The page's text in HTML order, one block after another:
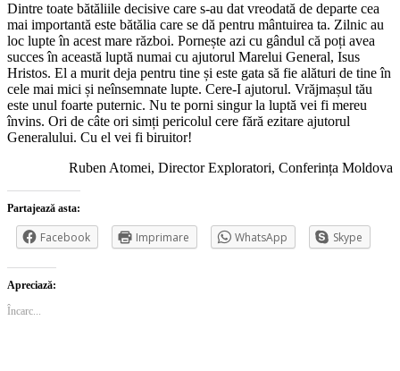
Dintre toate bătăliile decisive care s-au dat vreodată de departe cea
mai importantă este bătălia care se dă pentru mântuirea ta. Zilnic au
loc lupte în acest mare război. Pornește azi cu gândul că poți avea
succes în această luptă numai cu ajutorul Marelui General, Isus
Hristos. El a murit deja pentru tine și este gata să fie alături de tine în
cele mai mici și neînsemnate lupte. Cere-I ajutorul. Vrăjmașul tău
este unul foarte puternic. Nu te porni singur la luptă vei fi mereu
învins. Ori de câte ori simți pericolul cere fără ezitare ajutorul
Generalului. Cu el vei fi biruitor!
Ruben Atomei, Director Exploratori, Conferința Moldova
Partajează asta:
Facebook Imprimare WhatsApp Skype
Apreciază:
Încarc...